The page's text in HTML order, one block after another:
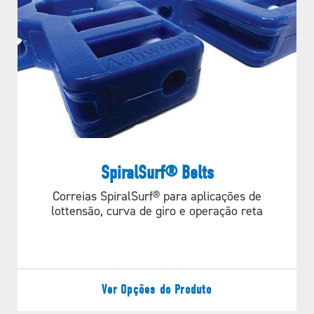
CONDUÇÃO RETA
APLICAÇÕES
Opções de roda
dentada
disponíveis
Referência da roda
dentada
SpiralSurf® Belts
Correias SpiralSurf® para aplicações de
lottensão, curva de giro e operação reta
Ver Opções do Produto